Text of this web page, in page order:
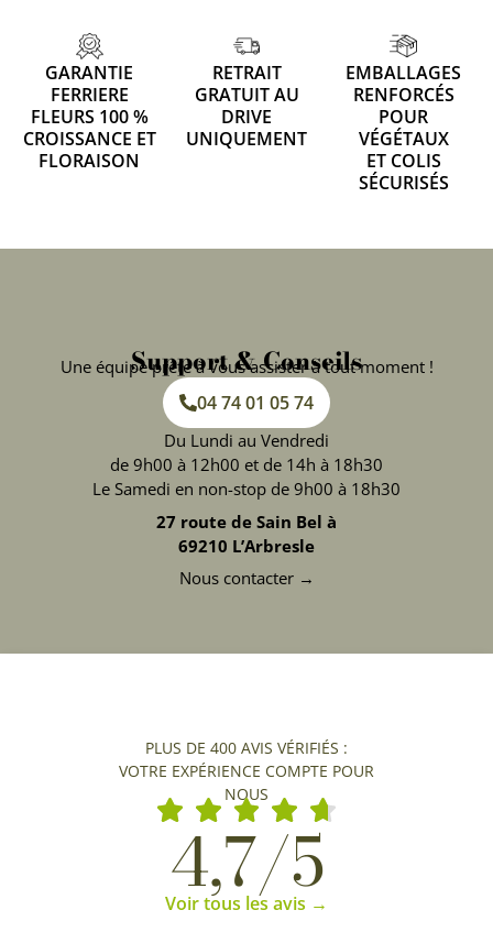
GARANTIE
FERRIERE
FLEURS 100 %
CROISSANCE ET
FLORAISON
RETRAIT
GRATUIT AU
DRIVE
UNIQUEMENT
EMBALLAGES
RENFORCÉS
POUR
VÉGÉTAUX
ET COLIS
SÉCURISÉS
Support & Conseils
Une équipe prête à vous assister à tout moment !
04 74 01 05 74
Du Lundi au Vendredi
de 9h00 à 12h00 et de 14h à 18h30
Le Samedi en non-stop de 9h00 à 18h30
27 route de Sain Bel à
69210 L’Arbresle
Nous contacter →
PLUS DE 400 AVIS VÉRIFIÉS :
VOTRE EXPÉRIENCE COMPTE POUR
NOUS
4,7/5
Voir tous les avis →